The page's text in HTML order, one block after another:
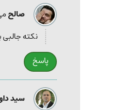
صالح
نکته
پاسخ
سید